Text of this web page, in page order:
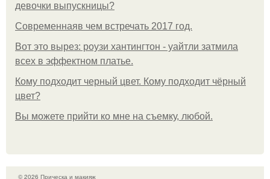
девочки выпускницы?
Современнаяв чем встречать 2017 год.
Вот это вырез: роузи хантингтон - уайтли затмила
всех в эффектном платьe.
Кому подходит черный цвет. Кому подходит чёрный
цвет?
Вы можете прийти ко мне на съемку, любой.
© 2026 Прическа и макияж